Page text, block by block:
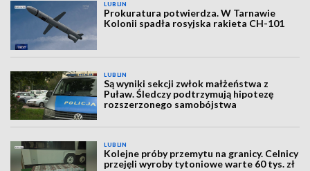
LUBLIN
Prokuratura potwierdza. W Tarnawie
Kolonii spadła rosyjska rakieta CH-101
LUBLIN
Są wyniki sekcji zwłok małżeństwa z
Puław. Śledczy podtrzymują hipotezę
rozszerzonego samobójstwa
LUBLIN
Kolejne próby przemytu na granicy. Celnicy
przejęli wyroby tytoniowe warte 60 tys. zł